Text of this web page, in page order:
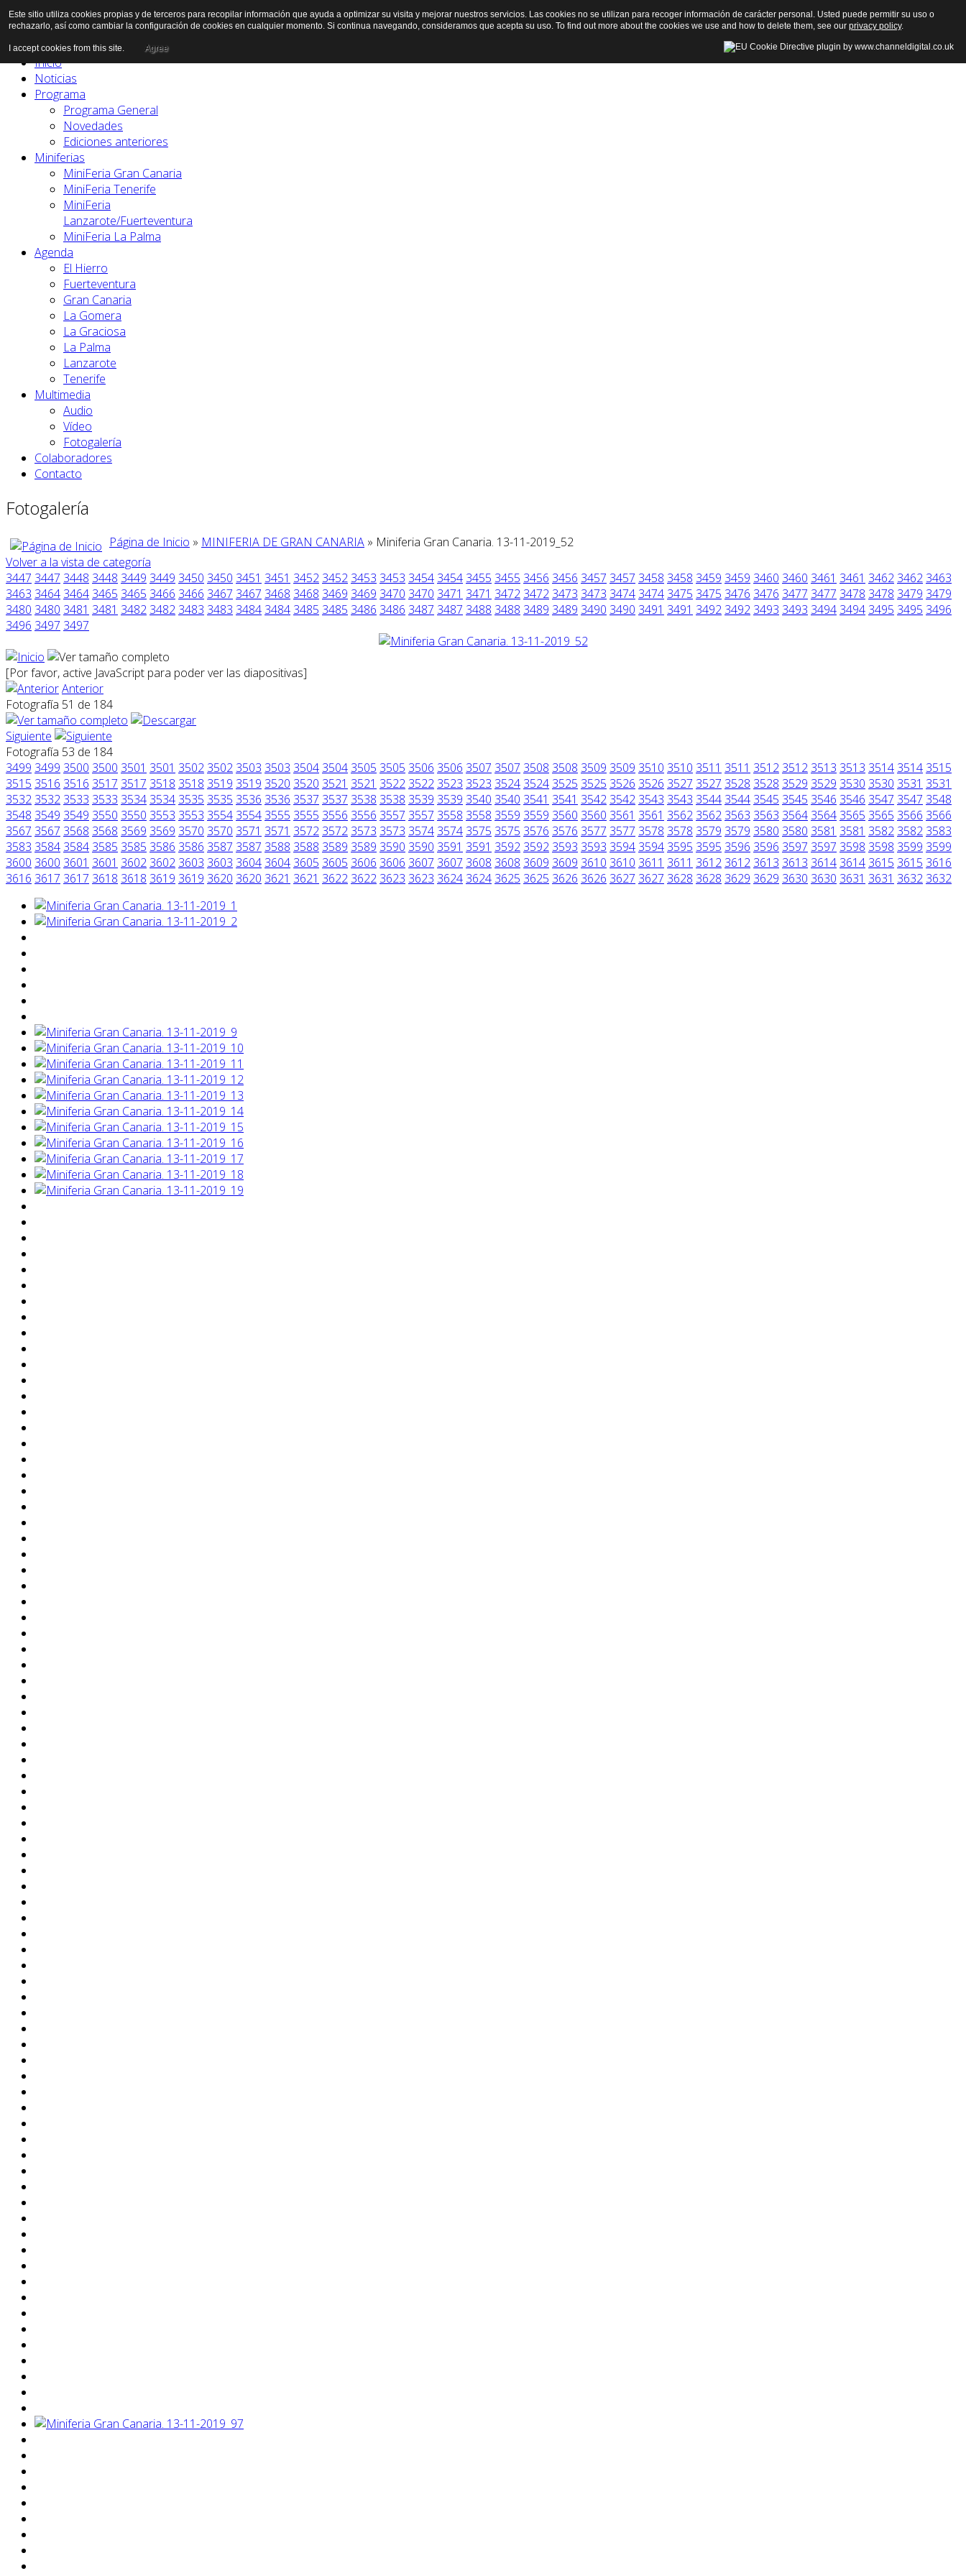
Inicio
Noticias
Programa
Programa General
Novedades
Ediciones anteriores
Miniferias
MiniFeria Gran Canaria
MiniFeria Tenerife
MiniFeria
Lanzarote/Fuerteventura
MiniFeria La Palma
Agenda
El Hierro
Fuerteventura
Gran Canaria
La Gomera
La Graciosa
La Palma
Lanzarote
Tenerife
Multimedia
Audio
Vídeo
Fotogalería
Colaboradores
Contacto
Fotogalería
Página de Inicio » MINIFERIA DE GRAN CANARIA » Miniferia Gran Canaria. 13-11-2019_52
Volver a la vista de categoría
3447 3447 3448 3448 3449 3449 3450 3450 3451 3451 3452 3452 3453 3453 3454 3454 3455 3455 3456 3456 3457 3457 3458 3458 3459 3459 3460 3460 3461 3461 3462 3462 3463
3463 3464 3464 3465 3465 3466 3466 3467 3467 3468 3468 3469 3469 3470 3470 3471 3471 3472 3472 3473 3473 3474 3474 3475 3475 3476 3476 3477 3477 3478 3478 3479 3479
3480 3480 3481 3481 3482 3482 3483 3483 3484 3484 3485 3485 3486 3486 3487 3487 3488 3488 3489 3489 3490 3490 3491 3491 3492 3492 3493 3493 3494 3494 3495 3495 3496
3496 3497 3497
[Por favor, active JavaScript para poder ver las diapositivas]
Anterior
Fotografía 51 de 184
Siguiente
Fotografía 53 de 184
3499 3499 3500 3500 3501 3501 3502 3502 3503 3503 3504 3504 3505 3505 3506 3506 3507 3507 3508 3508 3509 3509 3510 3510 3511 3511 3512 3512 3513 3513 3514 3514 3515
3515 3516 3516 3517 3517 3518 3518 3519 3519 3520 3520 3521 3521 3522 3522 3523 3523 3524 3524 3525 3525 3526 3526 3527 3527 3528 3528 3529 3529 3530 3530 3531 3531
3532 3532 3533 3533 3534 3534 3535 3535 3536 3536 3537 3537 3538 3538 3539 3539 3540 3540 3541 3541 3542 3542 3543 3543 3544 3544 3545 3545 3546 3546 3547 3547 3548
3548 3549 3549 3550 3550 3553 3553 3554 3554 3555 3555 3556 3556 3557 3557 3558 3558 3559 3559 3560 3560 3561 3561 3562 3562 3563 3563 3564 3564 3565 3565 3566 3566
3567 3567 3568 3568 3569 3569 3570 3570 3571 3571 3572 3572 3573 3573 3574 3574 3575 3575 3576 3576 3577 3577 3578 3578 3579 3579 3580 3580 3581 3581 3582 3582 3583
3583 3584 3584 3585 3585 3586 3586 3587 3587 3588 3588 3589 3589 3590 3590 3591 3591 3592 3592 3593 3593 3594 3594 3595 3595 3596 3596 3597 3597 3598 3598 3599 3599
3600 3600 3601 3601 3602 3602 3603 3603 3604 3604 3605 3605 3606 3606 3607 3607 3608 3608 3609 3609 3610 3610 3611 3611 3612 3612 3613 3613 3614 3614 3615 3615 3616
3616 3617 3617 3618 3618 3619 3619 3620 3620 3621 3621 3622 3622 3623 3623 3624 3624 3625 3625 3626 3626 3627 3627 3628 3628 3629 3629 3630 3630 3631 3631 3632 3632
Este sitio utiliza cookies propias y de terceros para recopilar información que ayuda a optimizar su visita y mejorar nuestros servicios. Las cookies no se utilizan para recoger información de carácter personal. Usted puede permitir su uso o
rechazarlo, así como cambiar la configuración de cookies en cualquier momento. Si continua navegando, consideramos que acepta su uso. To find out more about the cookies we use and how to delete them, see our privacy policy.
I accept cookies from this site. Agree